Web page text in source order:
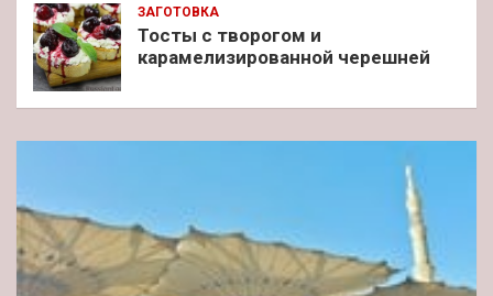
ЗАГОТОВКА
Тосты с творогом и
карамелизированной черешней